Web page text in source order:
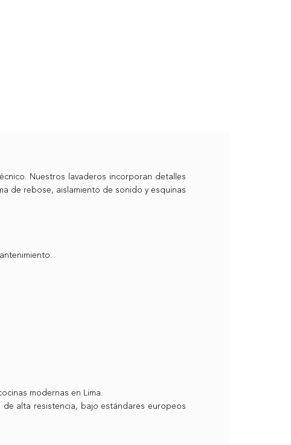
Nuestros lavaderos incorporan detalles
de rebose, aislamiento de sonido y esquinas
modernas en Lima.
alta resistencia, bajo estándares europeos